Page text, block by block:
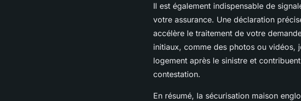
Il est également indispensable de
votre assurance. Une déclaration
accélère le traitement de votre
initiaux, comme des photos ou vidéos,
logement après le sinistre et
contestation.
En résumé, la sécurisation maison